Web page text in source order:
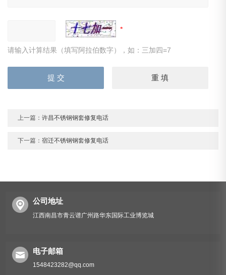
请输入计算结果（填写阿拉伯数字），如：三加四=7
上一篇：许昌不锈钢钢套修复电话
下一篇：宿迁不锈钢钢套修复电话
公司地址
江西南昌市青云谱广州路华东国际工业博览城
电子邮箱
1548423282@qq.com